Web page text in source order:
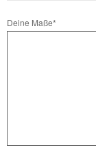
Pflichtfeld
Deine Maße*